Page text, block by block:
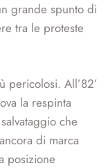
grande spunto di
tra le proteste
pericolosi. All’82’
la respinta
che
di marca
posizione